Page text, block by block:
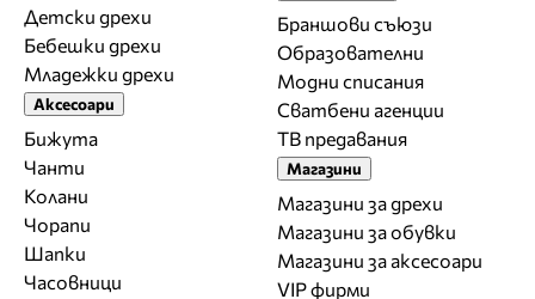
Детски дрехи
Бебешки дрехи
Младежки дрехи
Аксесоари
Бижута
Чанти
Колани
Чорапи
Шапки
Часовници
Браншови съюзи
Образователни
Модни списания
Сватбени агенции
ТВ предавания
Магазини
Магазини за дрехи
Магазини за обувки
Магазини за aксесоари
VIP фирми